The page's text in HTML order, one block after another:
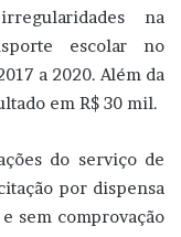
na
escolar no
a 2020. Além da
em R$ 30 mil.
do serviço de
por dispensa
sem comprovação